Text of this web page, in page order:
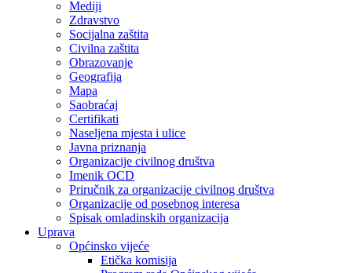
Mediji
Zdravstvo
Socijalna zaštita
Civilna zaštita
Obrazovanje
Geografija
Mapa
Saobraćaj
Certifikati
Naseljena mjesta i ulice
Javna priznanja
Organizacije civilnog društva
Imenik OCD
Priručnik za organizacije civilnog društva
Organizacije od posebnog interesa
Spisak omladinskih organizacija
Uprava
Općinsko vijeće
Etička komisija